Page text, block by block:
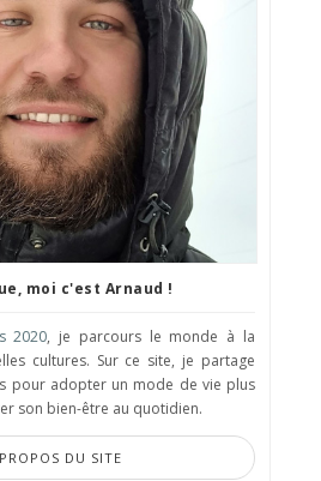
moi c'est Arnaud !
2020, je parcours le monde à la
cultures. Sur ce site, je partage
pour adopter un mode de vie plus
son bien-être au quotidien.
DU SITE